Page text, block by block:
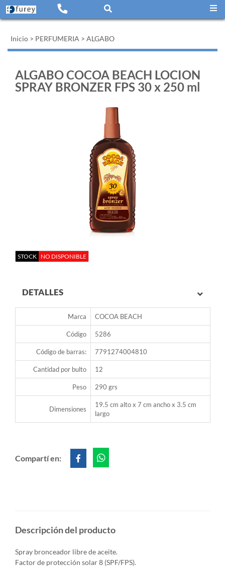
Inicio > PERFUMERIA > ALGABO
ALGABO COCOA BEACH LOCION
SPRAY BRONZER FPS 30 x 250 ml
STOCK NO DISPONIBLE
DETALLES
Marca COCOA BEACH
Código 5286
Código de barras: 7791274004810
Cantidad por bulto 12
Peso 290 grs
Dimensiones
19.5 cm alto x 7 cm ancho x 3.5 cm
largo
Compartí en:
Descripción del producto
Spray bronceador libre de aceite.
Factor de protección solar 8 (SPF/FPS).